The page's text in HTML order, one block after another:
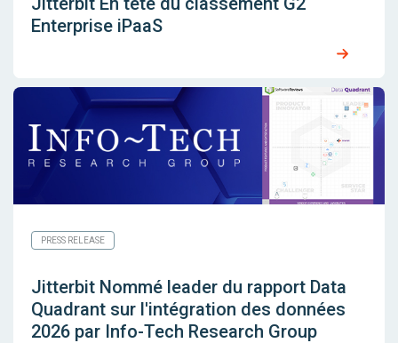
Enterprise iPaaS
PRESS RELEASE
Jitterbit Nommé leader du rapport Data
Quadrant sur l'intégration des données
2026 par Info-Tech Research Group